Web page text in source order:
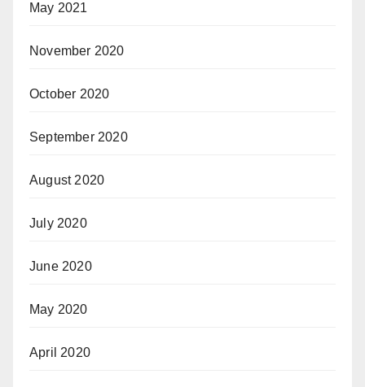
May 2021
November 2020
October 2020
September 2020
August 2020
July 2020
June 2020
May 2020
April 2020